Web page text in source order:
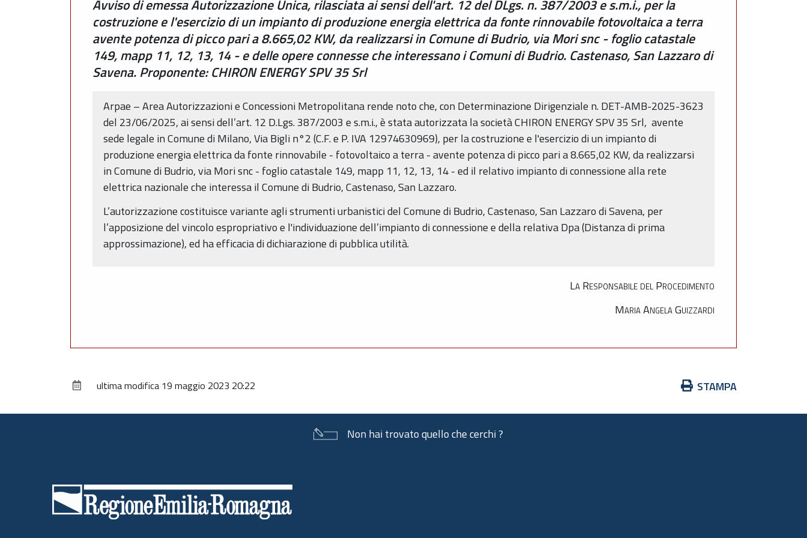
Avviso di emessa Autorizzazione Unica, rilasciata ai sensi dell'art. 12 del DLgs. n. 387/2003 e s.m.i., per la
costruzione e l'esercizio di un impianto di produzione energia elettrica da fonte rinnovabile fotovoltaica a terra
avente potenza di picco pari a 8.665,02 KW, da realizzarsi in Comune di Budrio, via Mori snc - foglio catastale
149, mapp 11, 12, 13, 14 - e delle opere connesse che interessano i Comuni di Budrio. Castenaso, San Lazzaro di
Savena. Proponente: CHIRON ENERGY SPV 35 Srl
Arpae – Area Autorizzazioni e Concessioni Metropolitana rende noto che, con Determinazione Dirigenziale n. DET-AMB-2025-3623
del 23/06/2025, ai sensi dell’art. 12 D.Lgs. 387/2003 e s.m.i., è stata autorizzata la società CHIRON ENERGY SPV 35 Srl, avente
sede legale in Comune di Milano, Via Bigli n°2 (C.F. e P. IVA 12974630969), per la costruzione e l'esercizio di un impianto di
produzione energia elettrica da fonte rinnovabile - fotovoltaico a terra - avente potenza di picco pari a 8.665,02 KW, da realizzarsi
in Comune di Budrio, via Mori snc - foglio catastale 149, mapp 11, 12, 13, 14 - ed il relativo impianto di connessione alla rete
elettrica nazionale che interessa il Comune di Budrio, Castenaso, San Lazzaro.
L’autorizzazione costituisce variante agli strumenti urbanistici del Comune di Budrio, Castenaso, San Lazzaro di Savena, per
l’apposizione del vincolo espropriativo e l'individuazione dell’impianto di connessione e della relativa Dpa (Distanza di prima
approssimazione), ed ha efficacia di dichiarazione di pubblica utilità.
La Responsabile del Procedimento
Maria Angela Guizzardi
Azioni
documento
STAMPA
ultima modifica 19 maggio 2023 20:22
Non hai trovato quello che cerchi ?